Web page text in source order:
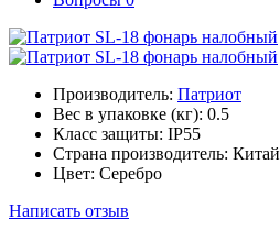
Производитель: Патриот
Вес в упаковке (кг): 0.5
Класс защиты: IP55
Страна производитель: Китай
Цвет: Серебро
Написать отзыв